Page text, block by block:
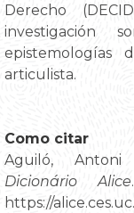
Derecho
articulista.
Como citar
Aguiló, Antoni
Dicionário Alice
https://